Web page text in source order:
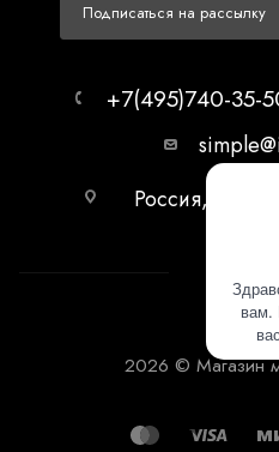
вам.
Подписаться на рассылку
+7(495)740-35-
Россия,
2026 © Магазин